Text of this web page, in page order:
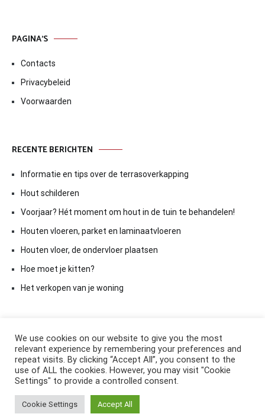
PAGINA’S
Contacts
Privacybeleid
Voorwaarden
RECENTE BERICHTEN
Informatie en tips over de terrasoverkapping
Hout schilderen
Voorjaar? Hét moment om hout in de tuin te behandelen!
Houten vloeren, parket en laminaatvloeren
Houten vloer, de ondervloer plaatsen
Hoe moet je kitten?
Het verkopen van je woning
Copyright © 2026ElkAntwoord.com
Cenoteby ThemeGrill. Aangedreven door
We use cookies on our website to give you the most
relevant experience by remembering your preferences and
repeat visits. By clicking “Accept All”, you consent to the
use of ALL the cookies. However, you may visit "Cookie
Settings" to provide a controlled consent.
Cookie Settings Accept All